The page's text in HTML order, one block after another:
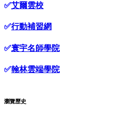
✅艾爾雲校
✅行動補習網
✅寰宇名師學院
✅翰林雲端學院
瀏覽歷史